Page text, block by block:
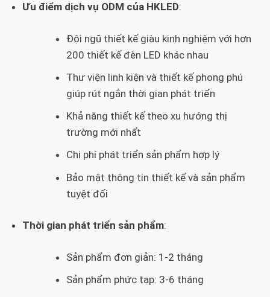
Ưu điểm dịch vụ ODM của HKLED:
Đội ngũ thiết kế giàu kinh nghiệm với hơn
200 thiết kế đèn LED khác nhau
Thư viện linh kiện và thiết kế phong phú
giúp rút ngắn thời gian phát triển
Khả năng thiết kế theo xu hướng thị
trường mới nhất
Chi phí phát triển sản phẩm hợp lý
Bảo mật thông tin thiết kế và sản phẩm
tuyệt đối
Thời gian phát triển sản phẩm:
Sản phẩm đơn giản: 1-2 tháng
Sản phẩm phức tạp: 3-6 tháng